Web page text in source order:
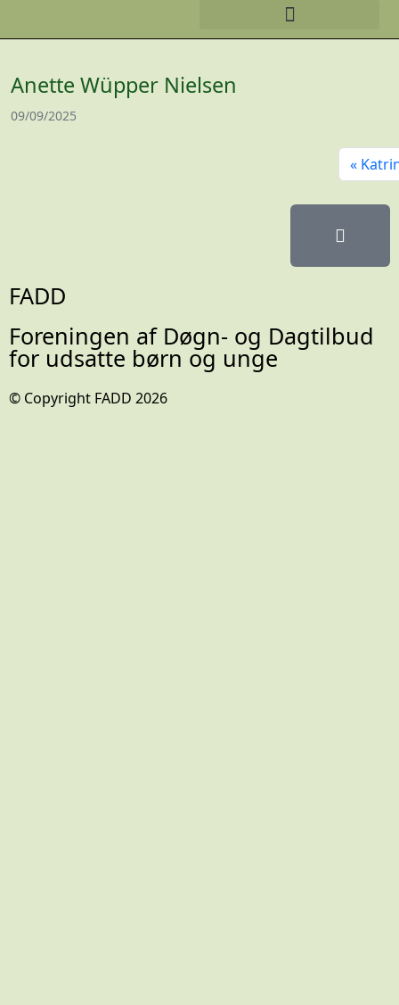
Anette Wüpper Nielsen
09/09/2025
FADD
Foreningen af Døgn- og Dagtilbud
for udsatte børn og unge
© Copyright FADD 2026